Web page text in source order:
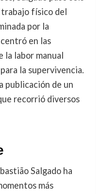
físico del
por la
en las
la labor manual
la supervivencia.
publicación de un
recorrió diversos
Salgado ha
más